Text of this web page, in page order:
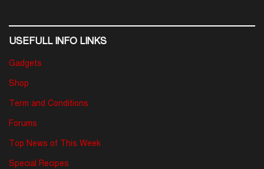
USEFULL INFO LINKS
Gadgets
Shop
Term and Conditions
Forums
Top News of This Week
Special Recipes